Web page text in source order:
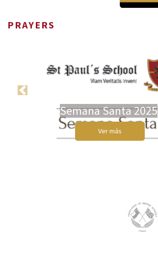
PRAYERS
Semana Santa 2025
Ver más
Previous